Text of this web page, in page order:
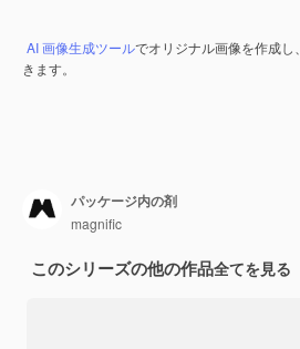
AI 画像生成ツールでオリジナル画像を作成し、
きます。
パッケージ内の剤
magnific
このシリーズの他の作品全てを見る